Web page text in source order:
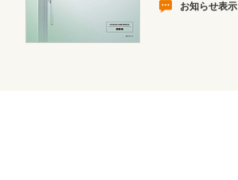
お知らせ表示